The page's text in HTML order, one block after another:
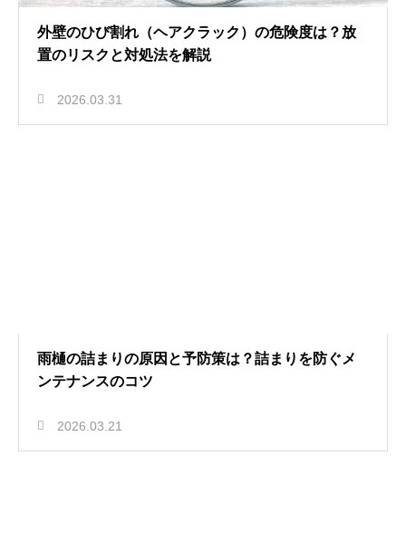
外壁のひび割れ（ヘアクラック）の危険度は？放
置のリスクと対処法を解説
2026.03.31
雨樋の詰まりの原因と予防策は？詰まりを防ぐメ
ンテナンスのコツ
2026.03.21